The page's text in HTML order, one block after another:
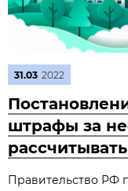
31.03 2022
штрафы за
Правительство РФ